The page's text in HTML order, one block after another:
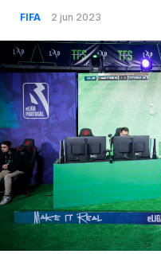
FIFA 2 jun 2023